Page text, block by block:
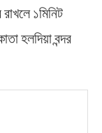
১মিনিট
হলদিয়া বন্দর